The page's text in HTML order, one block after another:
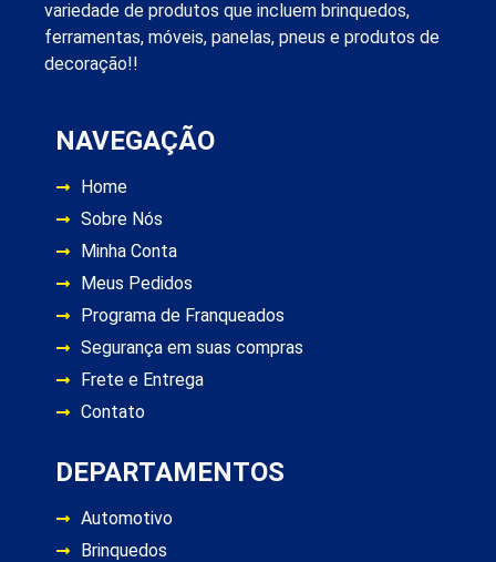
variedade de produtos que incluem brinquedos,
ferramentas, móveis, panelas, pneus e produtos de
decoração!!
NAVEGAÇÃO
Home
Sobre Nós
Minha Conta
Meus Pedidos
Programa de Franqueados
Segurança em suas compras
Frete e Entrega
Contato
DEPARTAMENTOS
Automotivo
Brinquedos